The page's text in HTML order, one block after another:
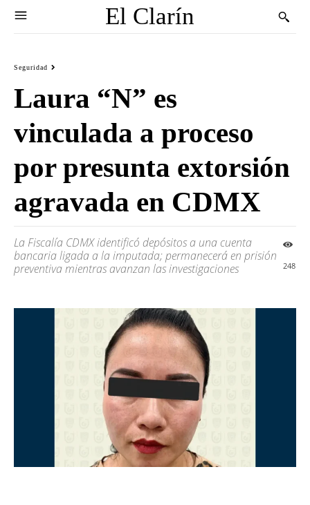
El Clarín
Seguridad
Laura “N” es
vinculada a proceso
por presunta extorsión
agravada en CDMX
La Fiscalía CDMX identificó depósitos a una cuenta
bancaria ligada a la imputada; permanecerá en prisión
preventiva mientras avanzan las investigaciones
248